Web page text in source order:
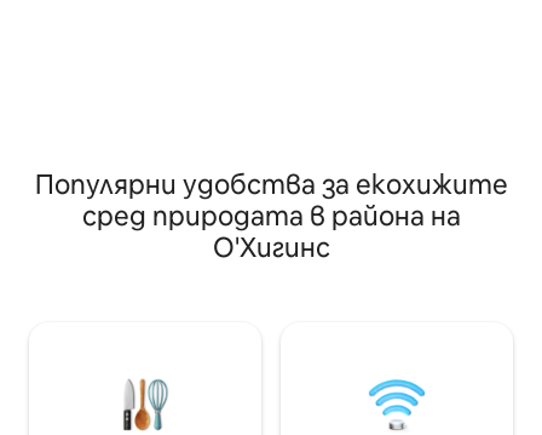
Популярни удобства за екохижите
сред природата в района на
О'Хигинс